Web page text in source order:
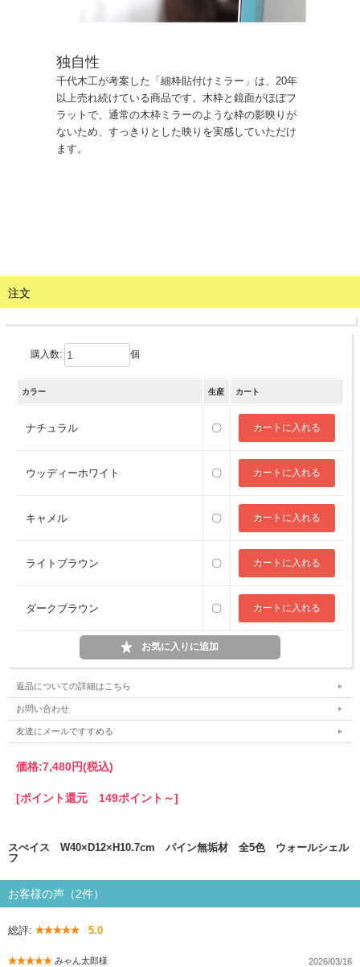
独自性
千代木工が考案した「細枠貼付けミラー」は、20年
以上売れ続けている商品です。木枠と鏡面がほぼフ
ラットで、通常の木枠ミラーのような枠の影映りが
ないため、すっきりとした映りを実感していただけ
ます。
注文
購入数: 個
カラー 生産 カート
ナチュラル 〇
ウッディーホワイト 〇
キャメル 〇
ライトブラウン 〇
ダークブラウン 〇
返品についての詳細はこちら
お問い合わせ
友達にメールですすめる
価格:7,480円(税込)
[ポイント還元 149ポイント～]
スぺイス W40×D12×H10.7cm パイン無垢材 全5色 ウォールシェル
フ
お客様の声（2件）
総評: 5.0
みゃん太郎様 2026/03/16